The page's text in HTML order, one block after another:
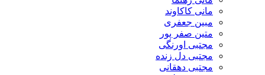
مانی کاکاوند
مبین جعفری
متین صفر پور
مجتبی اورنگی
مجتبی دل زنده
مجتبی دهقانی